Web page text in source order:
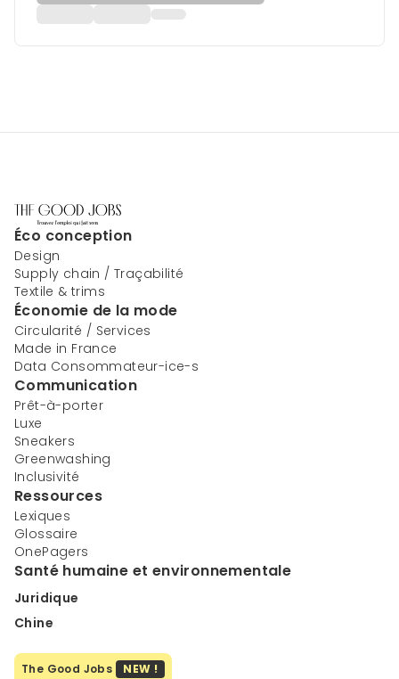
Éco conception
Design
Supply chain / Traçabilité
Textile & trims
Économie de la mode
Circularité / Services
Made in France
Data Consommateur-ice-s
Communication
Prêt-à-porter
Luxe
Sneakers
Greenwashing
Inclusivité
Ressources
Lexiques
Glossaire
OnePagers
Santé humaine et environnementale
Juridique
Chine
The Good Jobs NEW !